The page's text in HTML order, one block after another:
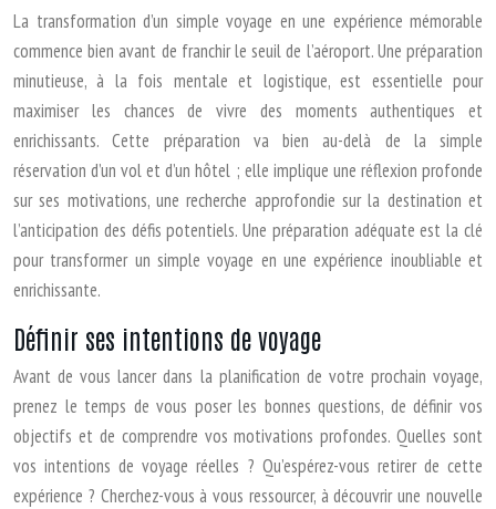
La transformation d’un simple voyage en une expérience mémorable
commence bien avant de franchir le seuil de l’aéroport. Une préparation
minutieuse, à la fois mentale et logistique, est essentielle pour
maximiser les chances de vivre des moments authentiques et
enrichissants. Cette préparation va bien au-delà de la simple
réservation d’un vol et d’un hôtel ; elle implique une réflexion profonde
sur ses motivations, une recherche approfondie sur la destination et
l’anticipation des défis potentiels. Une préparation adéquate est la clé
pour transformer un simple voyage en une expérience inoubliable et
enrichissante.
Définir ses intentions de voyage
Avant de vous lancer dans la planification de votre prochain voyage,
prenez le temps de vous poser les bonnes questions, de définir vos
objectifs et de comprendre vos motivations profondes. Quelles sont
vos intentions de voyage réelles ? Qu’espérez-vous retirer de cette
expérience ? Cherchez-vous à vous ressourcer, à découvrir une nouvelle